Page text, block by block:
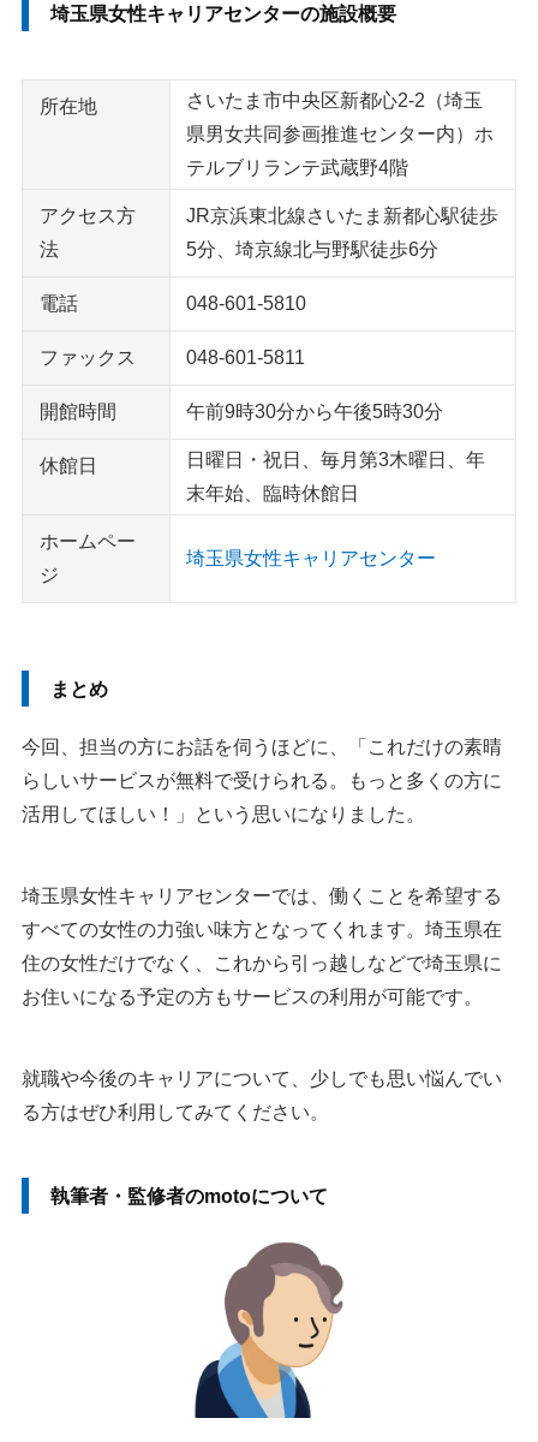
埼玉県女性キャリアセンターの施設概要
所在地
さいたま市中央区新都心2-2（埼玉
県男女共同参画推進センター内）ホ
テルブリランテ武蔵野4階
アクセス方
法
JR京浜東北線さいたま新都心駅徒歩
5分、埼京線北与野駅徒歩6分
電話 048-601-5810
ファックス 048-601-5811
開館時間 午前9時30分から午後5時30分
休館日
日曜日・祝日、毎月第3木曜日、年
末年始、臨時休館日
ホームペー
ジ
埼玉県女性キャリアセンター
まとめ
今回、担当の方にお話を伺うほどに、「これだけの素晴
らしいサービスが無料で受けられる。もっと多くの方に
活用してほしい！」という思いになりました。
埼玉県女性キャリアセンターでは、働くことを希望する
すべての女性の力強い味方となってくれます。埼玉県在
住の女性だけでなく、これから引っ越しなどで埼玉県に
お住いになる予定の方もサービスの利用が可能です。
就職や今後のキャリアについて、少しでも思い悩んでい
る方はぜひ利用してみてください。
執筆者・監修者のmotoについて